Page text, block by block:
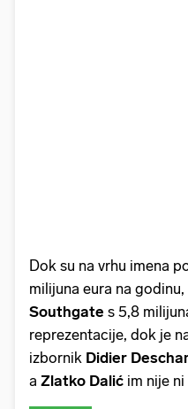
Dok su na vrhu imena
milijuna eura na
Southgate s 5,8
reprezentacije, dok je
izbornik Didier
a Zlatko Dalić im nije ni